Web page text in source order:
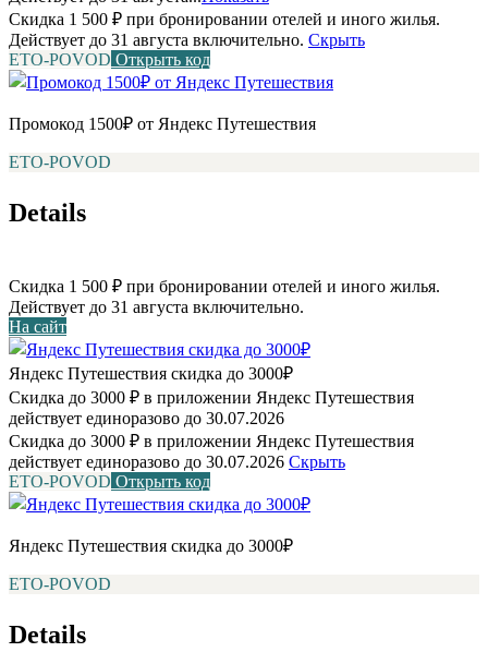
Скидка 1 500 ₽ при бронировании отелей и иного жилья.
Действует до 31 августа включительно. Скрыть
ETO-POVOD Открыть код
Промокод 1500₽ от Яндекс Путешествия
ETO-POVOD
Details
Скидка 1 500 ₽ при бронировании отелей и иного жилья.
Действует до 31 августа включительно.
На сайт
Яндекс Путешествия скидка до 3000₽
Скидка до 3000 ₽ в приложении Яндекс Путешествия
действует единоразово до 30.07.2026
Скидка до 3000 ₽ в приложении Яндекс Путешествия
действует единоразово до 30.07.2026 Скрыть
ETO-POVOD Открыть код
Яндекс Путешествия скидка до 3000₽
ETO-POVOD
Details